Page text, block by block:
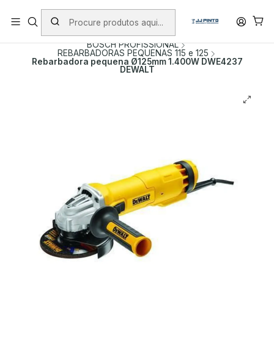
PORTES INCLUÍDOS EM ENCOMENDAS +75€ (excepto ilhas)
Início PRODUTOS
FERRAMENTAS COM FIO
BOSCH PROFISSIONAL
REBARBADORAS PEQUENAS 115 e 125
Rebarbadora pequena Ø125mm 1.400W DWE4237
DEWALT